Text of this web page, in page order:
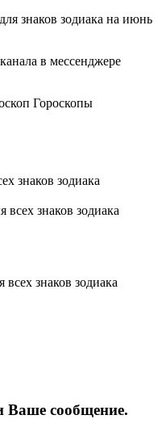
знаков зодиака на июнь
в мессенджере
Гороскопы
знаков зодиака
всех знаков зодиака
знаков зодиака
сообщение.